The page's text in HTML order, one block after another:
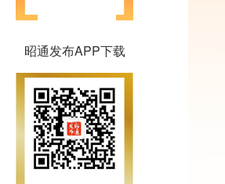
昭通发布APP下载